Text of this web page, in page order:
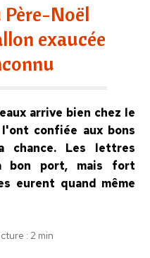
Noël
exaucée
arrive bien chez le
confiée aux bons
Les lettres
bon port, mais fort
eurent quand même
: 2 min